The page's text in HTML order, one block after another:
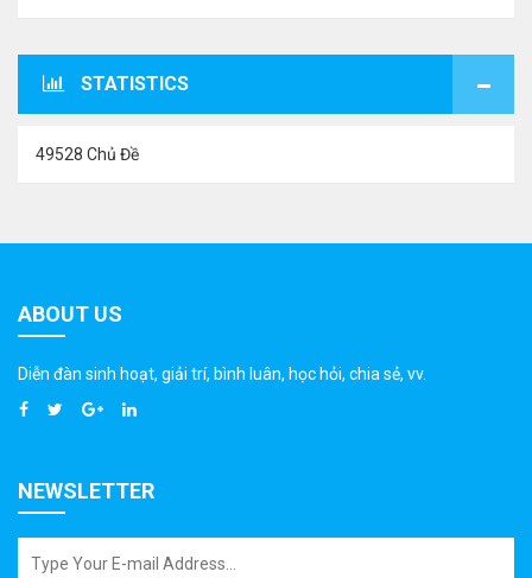
STATISTICS
49528 Chủ Đề
ABOUT US
Diễn đàn sinh hoạt, giải trí, bình luân, học hỏi, chia sẻ, vv.
NEWSLETTER